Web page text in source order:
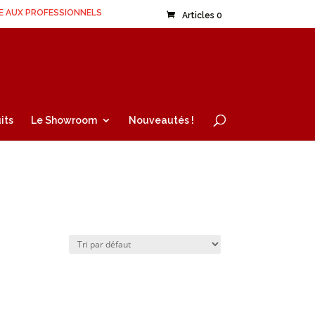
AUX PROFESSIONNELS Articles 0
Le Showroom Nouveautés !